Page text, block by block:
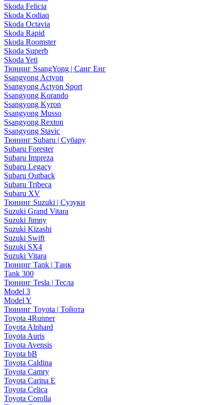
Skoda Felicia
Skoda Kodiaq
Skoda Octavia
Skoda Rapid
Skoda Roomster
Skoda Superb
Skoda Yeti
Тюнинг SsangYong | Санг Енг
Ssangyong Actyon
Ssangyong Actyon Sport
Ssangyong Korando
Ssangyong Kyron
Ssangyong Musso
Ssangyong Rexton
Ssangyong Stavic
Тюнинг Subaru | Субару
Subaru Forester
Subaru Impreza
Subaru Legacy
Subaru Outback
Subaru Tribeca
Subaru XV
Тюнинг Suzuki | Сузуки
Suzuki Grand Vitara
Suzuki Jimny
Suzuki Kizashi
Suzuki Swift
Suzuki SX4
Suzuki Vitara
Тюнинг Tank | Танк
Tank 300
Тюнинг Tesla | Тесла
Model 3
Model Y
Тюнинг Toyota | Тойота
Toyota 4Runner
Toyota Alphard
Toyota Auris
Toyota Avensis
Toyota bB
Toyota Caldina
Toyota Camry
Toyota Carina E
Toyota Celica
Toyota Corolla